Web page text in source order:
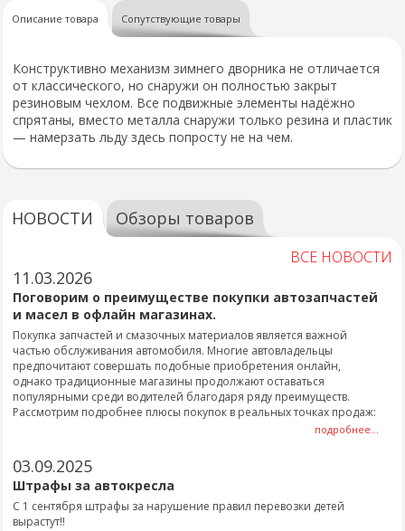
Описание товара Сопутствующие товары
Конструктивно механизм зимнего дворника не отличается
от классического, но снаружи он полностью закрыт
резиновым чехлом. Все подвижные элементы надёжно
спрятаны, вместо металла снаружи только резина и пластик
— намерзать льду здесь попросту не на чем.
НОВОСТИ Обзоры товаров
ВСЕ НОВОСТИ
11.03.2026
Поговорим о преимуществе покупки автозапчастей
и масел в офлайн магазинах.
Покупка запчастей и смазочных материалов является важной
частью обслуживания автомобиля. Многие автовладельцы
предпочитают совершать подобные приобретения онлайн,
однако традиционные магазины продолжают оставаться
популярными среди водителей благодаря ряду преимуществ.
Рассмотрим подробнее плюсы покупок в реальных точках продаж:
подробнее...
03.09.2025
Штрафы за автокресла
С 1 сентября штрафы за нарушение правил перевозки детей
вырастут!!